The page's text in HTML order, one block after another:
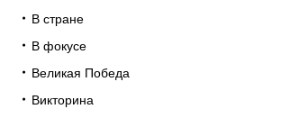
В стране
В фокусе
Великая Победа
Викторина